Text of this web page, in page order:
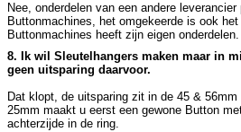
Nee, onderdelen van een andere
Buttonmachines, het omgekeerde is ook
Buttonmachines heeft zijn eigen onderdelen.
8. Ik wil Sleutelhangers maken maar in
geen uitsparing daarvoor.
Dat klopt, de uitsparing zit in de 45 &
25mm maakt u eerst een gewone Button
achterzijde in de ring.